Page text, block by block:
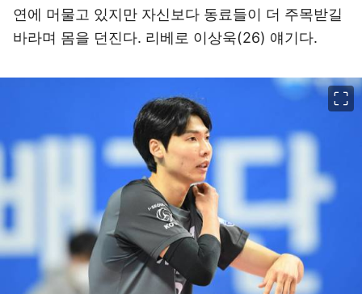
연에 머물고 있지만 자신보다 동료들이 더 주목받길
바라며 몸을 던진다. 리베로 이상욱(26) 얘기다.